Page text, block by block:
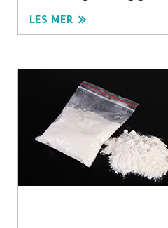
LES MER